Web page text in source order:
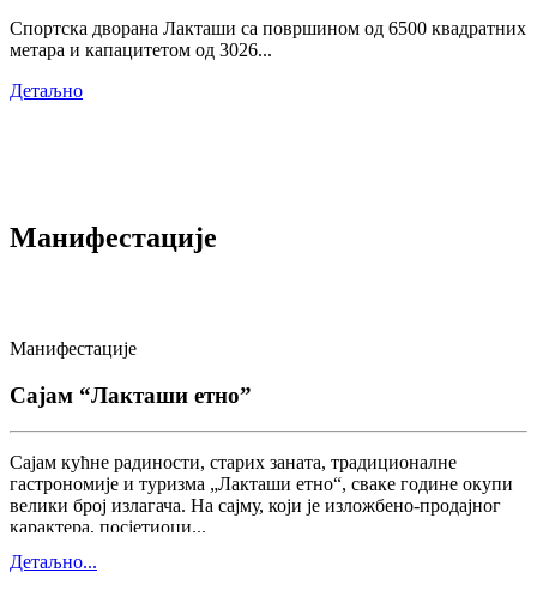
Спортска дворана Лакташи са површином од 6500 квадратних
метара и капацитетом од 3026...
Детаљно
Манифестације
Манифестације
Сајам “Лакташи етно”
Сајам кућне радиности, старих заната, традиционалне
гастрономије и туризма „Лакташи етно“, сваке године окупи
велики број излагача. На сајму, који је изложбено-продајног
карактера, посјетиоци...
Детаљно...